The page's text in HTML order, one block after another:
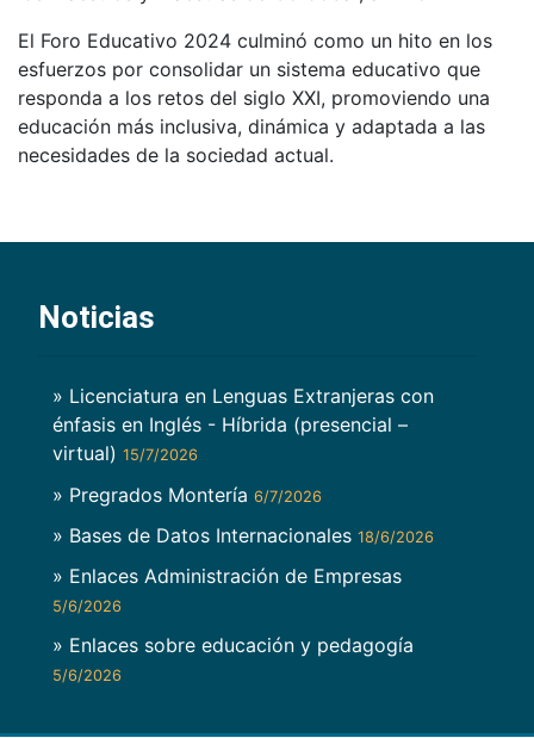
El Foro Educativo 2024 culminó como un hito en los
esfuerzos por consolidar un sistema educativo que
responda a los retos del siglo XXI, promoviendo una
educación más inclusiva, dinámica y adaptada a las
necesidades de la sociedad actual.
Noticias
» Licenciatura en Lenguas Extranjeras con
énfasis en Inglés - Híbrida (presencial –
virtual) 15/7/2026
» Pregrados Montería 6/7/2026
» Bases de Datos Internacionales 18/6/2026
» Enlaces Administración de Empresas
5/6/2026
» Enlaces sobre educación y pedagogía
5/6/2026